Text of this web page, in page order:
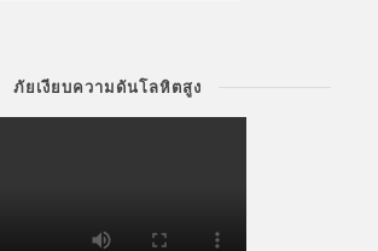
ภัยเงียบความดันโลหิตสูง